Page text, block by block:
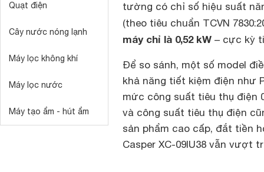
Quạt điện
Cây nước nóng lạnh
Máy lọc không khí
Máy lọc nước
Máy tạo ẩm - hút ẩm
tường có chỉ số hiệu suất
(theo tiêu chuẩn TCVN
máy chỉ là 0,52 kW – cực kỳ
Để so sánh, một số model
khả năng tiết kiệm điện như
mức công suất tiêu thụ điện
và công suất tiêu thụ điện
sản phẩm cao cấp, đắt tiền
Casper XC-09IU38 vẫn vượt